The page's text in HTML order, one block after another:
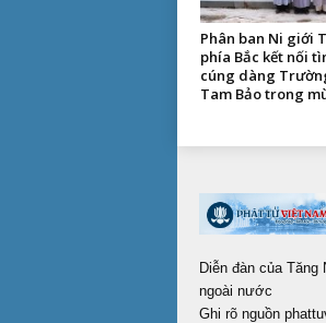
Phân ban Ni giới
phía Bắc kết nối
cúng dàng
Tam Bảo trong
Diễn đàn của
ngoài nước
Ghi rõ nguồn